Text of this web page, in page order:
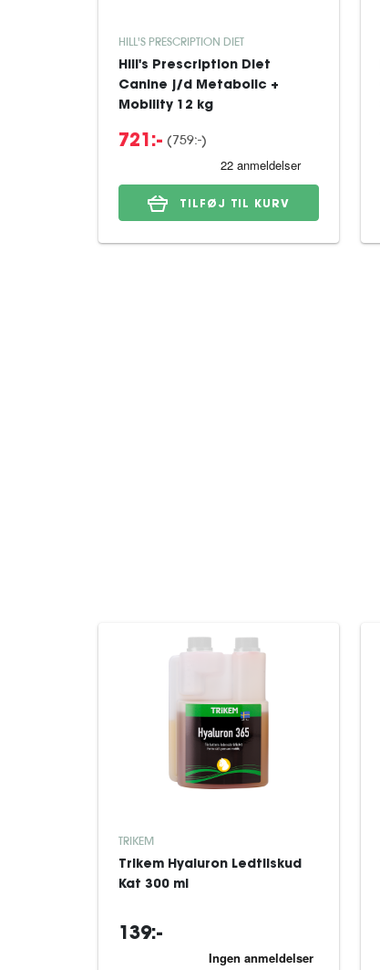
HILL'S PRESCRIPTION DIET
Hill's Prescription Diet
Canine j/d Metabolic +
Mobility 12 kg
721:- (759:-)
TILFØJ TIL KURV
TRIKEM
Trikem Hyaluron Ledtilskud
Kat 300 ml
139:-